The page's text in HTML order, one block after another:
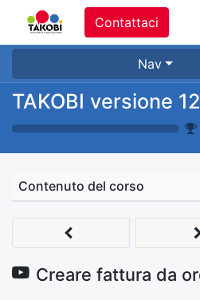
Contattaci
Nav
TAKOBI versione 12
Contenuto del corso